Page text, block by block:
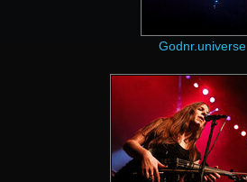
Godnr.universe